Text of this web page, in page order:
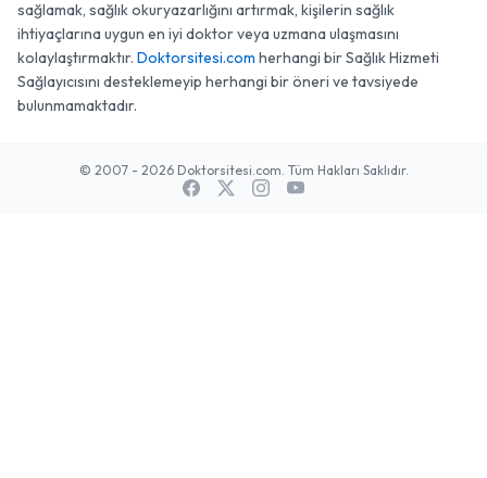
sağlamak, sağlık okuryazarlığını artırmak, kişilerin sağlık
ihtiyaçlarına uygun en iyi doktor veya uzmana ulaşmasını
kolaylaştırmaktır. Doktorsitesi.com herhangi bir Sağlık Hizmeti
Sağlayıcısını desteklemeyip herhangi bir öneri ve tavsiyede
bulunmamaktadır.
© 2007 - 2026 Doktorsitesi.com. Tüm Hakları Saklıdır.